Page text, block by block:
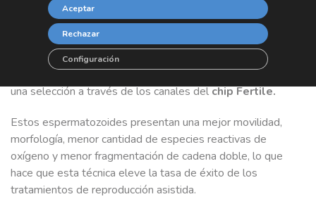
Technology (MIT), que ha sido diseñado para realizar la
mejor selección espermática posible.
Se trata de unprocedimiento sencillo y rápido.
Los
espermatozoides que consiguen llegar al final han sufrido
una selección a través de los canales delchip Fertile.
Estos espermatozoides presentan una mejor movilidad,
morfología, menor cantidad de especies reactivas de
oxígeno y menor fragmentación de cadena doble, lo que
hace que esta técnica eleve la tasa de éxito de los
tratamientos de reproducción asistida.
Aceptar
Rechazar
Configuración